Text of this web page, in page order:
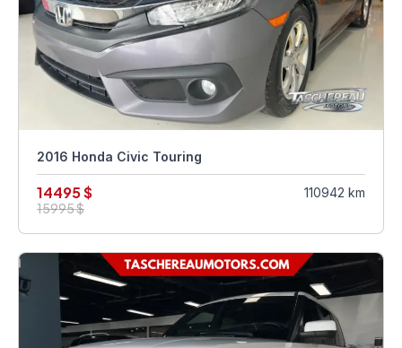
2016 Honda Civic Touring
14495 $
15995 $
110942 km